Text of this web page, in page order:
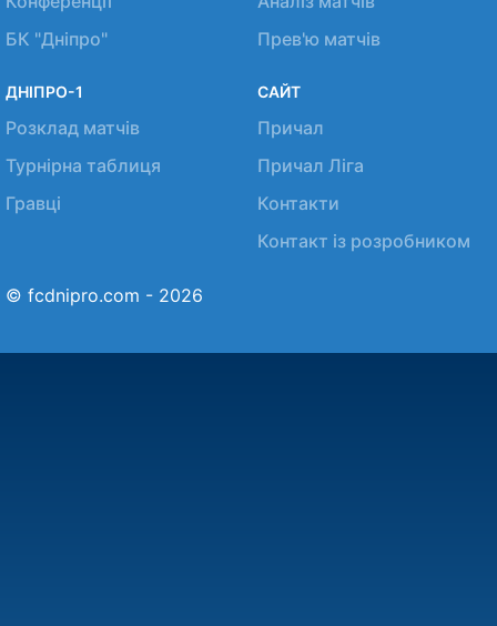
БК "Дніпро"
Прев'ю матчів
ДНІПРО-1
Розклад матчів
Турнірна таблиця
Гравці
САЙТ
Причал
Причал Ліга
Контакти
Контакт із розробником
© fcdnipro.com - 2026